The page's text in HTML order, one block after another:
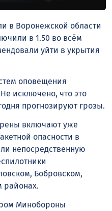
в Воронежской области
в 1.50 во всём
уйти в укрытия
оповещения
исключено, что это
прогнозируют грозы.
включают уже
опасности в
непосредственную
Бобровском,
районах.
Минобороны